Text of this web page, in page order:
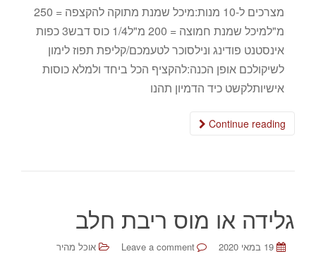
מצרכים ל-10 מנות:מיכל שמנת מתוקה להקצפה = 250
מ"למיכל שמנת חמוצה = 200 מ"ל1/4 כוס דבש3 כפות
אינסטנט פודינג ונילסוכר לטעמכם/קליפת תפוז לימון
לשיקולכם אופן הכנה:להקציף הכל ביחד ולמלא כוסות
אישיותלקשט כיד הדמיון תהנו
Continue reading
גלידה או מוס ריבת חלב
19 במאי 2020 Leave a comment
אוכל מהיר